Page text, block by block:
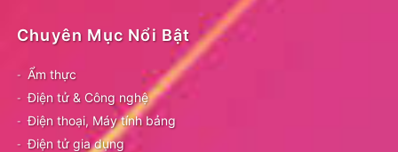
Chuyên Mục Nổi Bật
Ẩm thực
Điện tử & Công nghệ
Điện thoại, Máy tính bảng
Điện tử gia dụng